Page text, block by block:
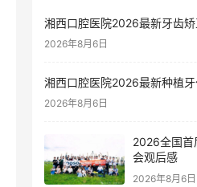
湘西口腔医院2026最新牙齿
2026年8月6日
湘西口腔医院2026最新种植
2026年8月6日
2026全国首
会观后感
2026年8月6日